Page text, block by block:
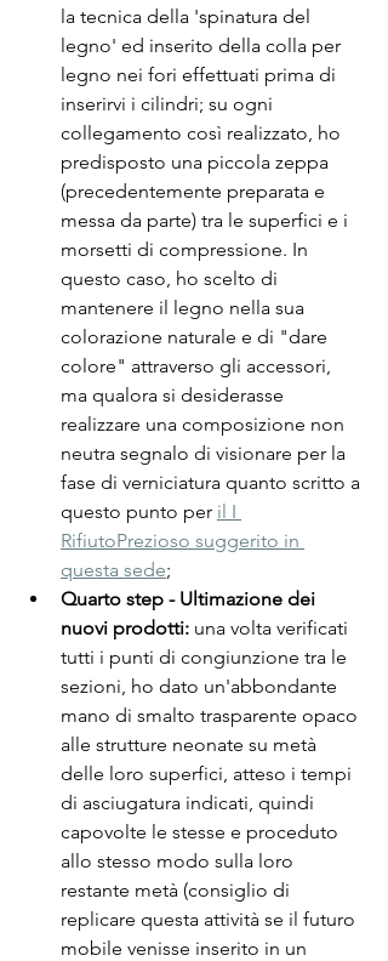
la tecnica della 'spinatura del
legno' ed inserito della colla per
legno nei fori effettuati prima di
inserirvi i cilindri; su ogni
collegamento così realizzato, ho
predisposto una piccola zeppa
(precedentemente preparata e
messa da parte) tra le superfici e i
morsetti di compressione. In
questo caso, ho scelto di
mantenere il legno nella sua
colorazione naturale e di "dare
colore" attraverso gli accessori,
ma qualora si desiderasse
realizzare una composizione non
neutra segnalo di visionare per la
fase di verniciatura quanto scritto a
questo punto per il I
RifiutoPrezioso suggerito in
questa sede;
Quarto step - Ultimazione dei
nuovi prodotti: una volta verificati
tutti i punti di congiunzione tra le
sezioni, ho dato un'abbondante
mano di smalto trasparente opaco
alle strutture neonate su metà
delle loro superfici, atteso i tempi
di asciugatura indicati, quindi
capovolte le stesse e proceduto
allo stesso modo sulla loro
restante metà (consiglio di
replicare questa attività se il futuro
mobile venisse inserito in un